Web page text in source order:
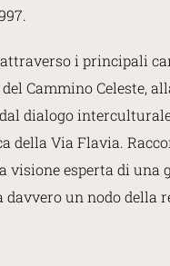
i principali
Cammino Celeste,
dialogo
della Via Flavia.
visione esperta di una
davvero un nodo della